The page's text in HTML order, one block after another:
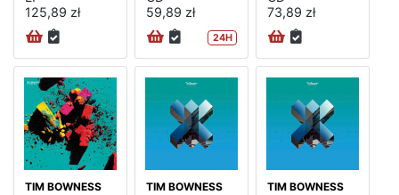
125,89 zł
59,89 zł
24H
73,89 zł
TIM BOWNESS
TIM BOWNESS
TIM BOWNESS